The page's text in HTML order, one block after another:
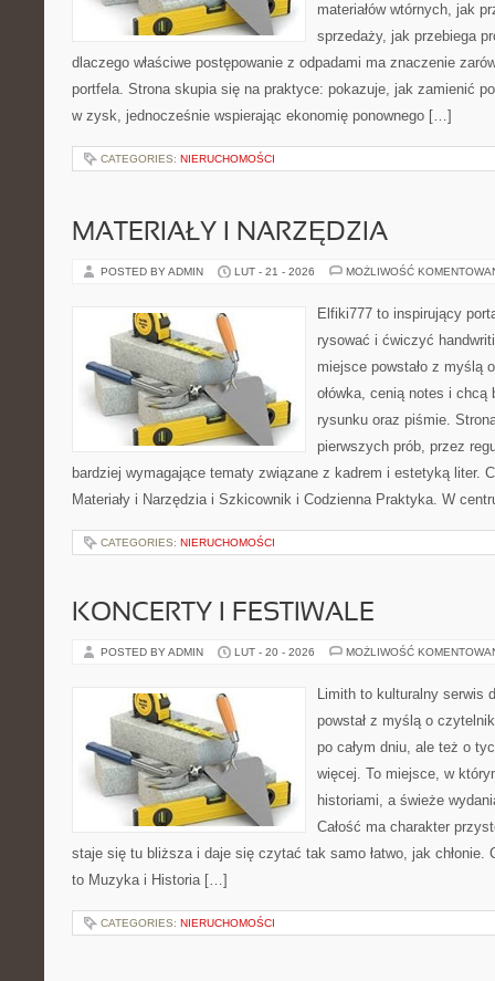
materiałów wtórnych, jak
sprzedaży, jak przebiega
dlaczego właściwe postępowanie z odpadami ma znaczenie
portfela. Strona skupia się na praktyce: pokazuje, jak zamienić
w zysk, jednocześnie wspierając ekonomię ponownego […]
CATEGORIES: NIERUCHOMOŚCI
MATERIAŁY I NARZĘDZIA
POSTED BY ADMIN LUT - 21 - 2026 MOŻLIWOŚĆ
Elfiki777 to inspirujący
rysować i ćwiczyć
miejsce powstało z myślą
ołówka, cenią notes i chcą
rysunku oraz piśmie.
pierwszych prób, przez
bardziej wymagające tematy związane z kadrem i estetyką liter.
Materiały i Narzędzia i Szkicownik i Codzienna Praktyka. W
CATEGORIES: NIERUCHOMOŚCI
KONCERTY I FESTIWALE
POSTED BY ADMIN LUT - 20 - 2026 MOŻLIWOŚĆ
Limith to kulturalny serwis
powstał z myślą o
po całym dniu, ale też o
więcej. To miejsce, w
historiami, a świeże
Całość ma charakter
staje się tu bliższa i daje się czytać tak samo łatwo, jak chłonie.
to Muzyka i Historia […]
CATEGORIES: NIERUCHOMOŚCI